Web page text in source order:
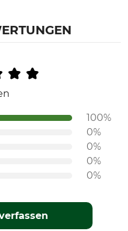
100%
0%
0%
0%
0%